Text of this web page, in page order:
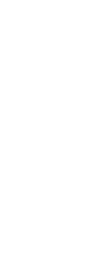
ティクレ6 M62630 ブラ
レ6 M62630 ブランド小